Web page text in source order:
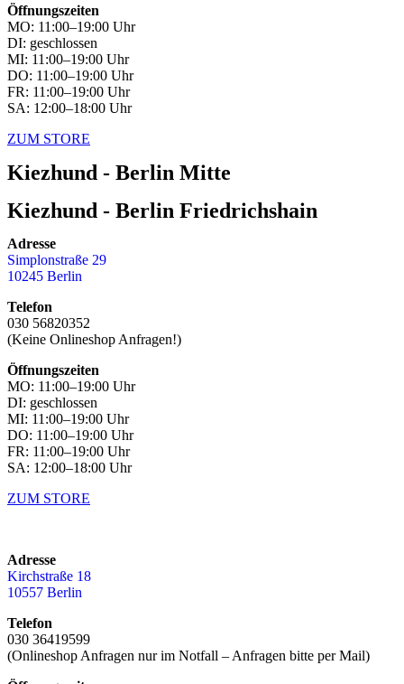
Öffnungszeiten
MO: 11:00–19:00 Uhr
DI: geschlossen
MI: 11:00–19:00 Uhr
DO: 11:00–19:00 Uhr
FR: 11:00–19:00 Uhr
SA: 12:00–18:00 Uhr
ZUM STORE
Kiezhund - Berlin Mitte
Kiezhund - Berlin Friedrichshain
Adresse
Simplonstraße 29
10245 Berlin
Telefon
030 56820352
(Keine Onlineshop Anfragen!)
Öffnungszeiten
MO: 11:00–19:00 Uhr
DI: geschlossen
MI: 11:00–19:00 Uhr
DO: 11:00–19:00 Uhr
FR: 11:00–19:00 Uhr
SA: 12:00–18:00 Uhr
ZUM STORE
Adresse
Kirchstraße 18
10557 Berlin
Telefon
030 36419599
(Onlineshop Anfragen nur im Notfall – Anfragen bitte per Mail)